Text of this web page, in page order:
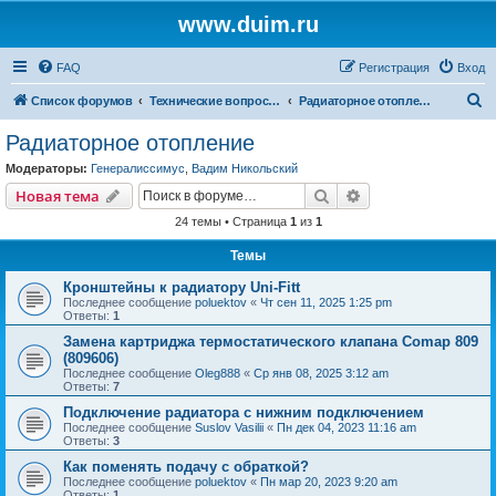
www.duim.ru
FAQ Вход
Регистрация
Список форумов Технические вопросы (по системам) Радиаторное отопление
Радиаторное отопление
Модераторы: Генералиссимус Вадим Никольский
Новая тема Поиск
24 темы • Страница 1 из 1
Темы
Кронштейны к радиатору Uni-Fitt
Последнее сообщение poluektov « Чт сен 11, 2025 1:25 pm
Ответы: 1
Замена картриджа термостатического клапана Comap 809
(809606)
Последнее сообщение Oleg888 « Ср янв 08, 2025 3:12 am
Ответы: 7
Подключение радиатора с нижним подключением
Последнее сообщение Suslov Vasilii « Пн дек 04, 2023 11:16 am
Ответы: 3
Как поменять подачу с обраткой?
Последнее сообщение poluektov « Пн мар 20, 2023 9:20 am